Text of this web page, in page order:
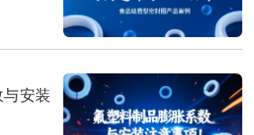
安装